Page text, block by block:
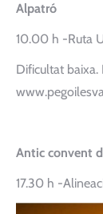
Alpatró
10.00 h -Ruta
Dificultat baixa.
Antic convent
17.30 h -